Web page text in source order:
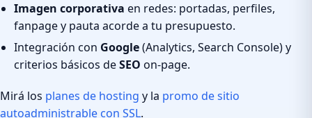
Imagen corporativa en redes: portadas, perfiles,
fanpage y pauta acorde a tu presupuesto.
Integración con Google(Analytics, Search Console) y
criterios básicos deSEO on-page.
Mirá los planes de hosting y la promo de sitio
autoadministrable con SSL.